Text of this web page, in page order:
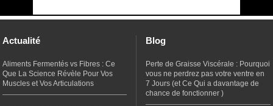
Actualité
Aliments Fermentés vs Fibres : Ce
Que La Science Révèle Pour Vos
Muscles et Vos Articulations
Blog
Perte de Graisse Viscérale : Pourquoi
vous ne perdrez pas votre ventre en
7 Jours (et Ce Qui a davantage de
chance de fonctionner )